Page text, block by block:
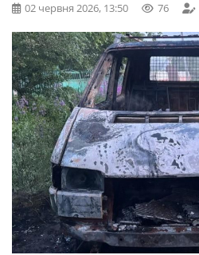
02 червня 2026, 13:50 76